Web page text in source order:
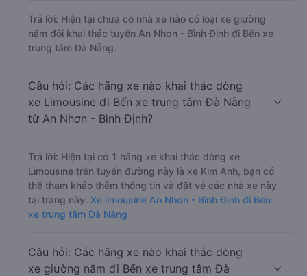
Trả lời: Hiện tại chưa có nhà xe nào có loại xe giường
nằm đôi khai thác tuyến An Nhơn - Bình Định đi Bến xe
trung tâm Đà Nẵng.
Câu hỏi: Các hãng xe nào khai thác dòng
xe Limousine đi Bến xe trung tâm Đà Nẵng
từ An Nhơn - Bình Định?
Trả lời: Hiện tại có 1 hãng xe khai thác dòng xe
Limousine trên tuyến đường này là xe Kim Anh, bạn có
thể tham khảo thêm thông tin và đặt vé các nhà xe này
tại trang này: Xe limousine An Nhơn - Bình Định đi Bến
xe trung tâm Đà Nẵng
Câu hỏi: Các hãng xe nào khai thác dòng
xe giường nằm đi Bến xe trung tâm Đà